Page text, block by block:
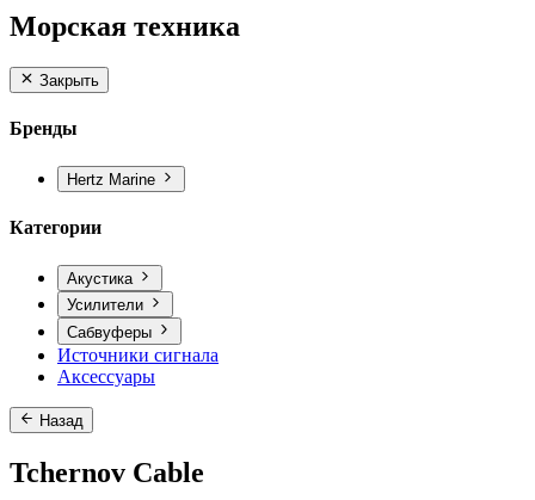
Морская техника
Закрыть
Бренды
Hertz Marine
Категории
Акустика
Усилители
Сабвуферы
Источники сигнала
Аксессуары
Назад
Tchernov Cable